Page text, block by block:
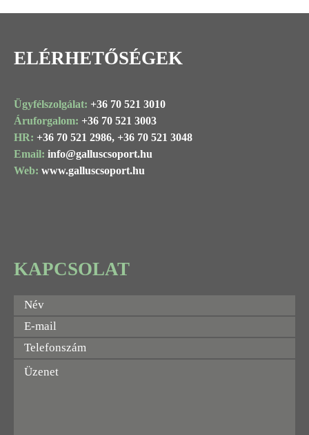
ELÉRHETŐSÉGEK
Ügyfélszolgálat: +36 70 521 3010
Áruforgalom: +36 70 521 3003
HR: +36 70 521 2986, +36 70 521 3048
Email: info@galluscsoport.hu
Web: www.galluscsoport.hu
KAPCSOLAT